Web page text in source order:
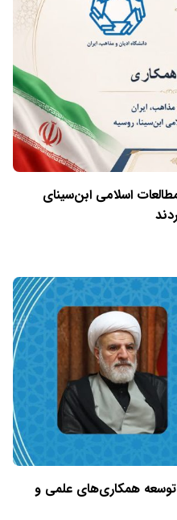
اسلامی ابن‌سینای
همکاری‌های علمی و